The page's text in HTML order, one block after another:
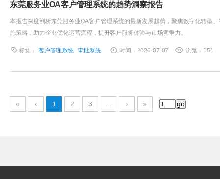
东莞服务业OA客户管理系统的趋势洞察报告
本报告深度剖析东莞服务业OA客户管理系统的最新发展趋势，聚焦数字化转型
施策略，助力企业优化运营流程，提升客户服务体验与市场竞争力。
标签： 客户管理系统 审批系统 时间：2026-07-07 浏览：151
« ‹ 1 2 3 › »